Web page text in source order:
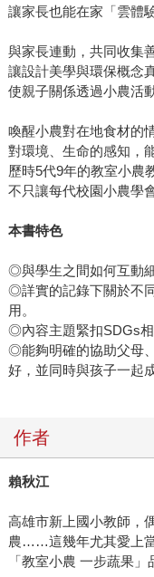
讓家長也能在家「雲體
與家長連動，共同收集
讓設計美學與環保概念
使親子關係透過小農活
喚醒小農對在地食材的
對環境、生命的感知，
歷時5代9年的教室小農
不只讓每代校園小農學
本書特色
◎與學生之間如何互動
◎詳實的記錄下關於不
用。
◎內容主題緊扣SDGs相
◎能夠明確的協助父母
好，並同時與孩子一起成
作者
賴秋江
高雄市新上國小教師，
農……這幾年尤其愛上
「教室小農 一步蔬果